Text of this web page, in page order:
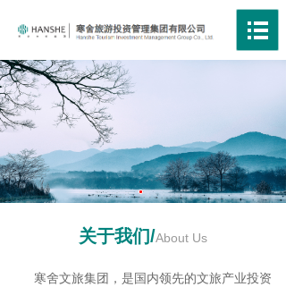
关于我们/About Us
寒舍文旅集团，是国内领先的文旅产业投资